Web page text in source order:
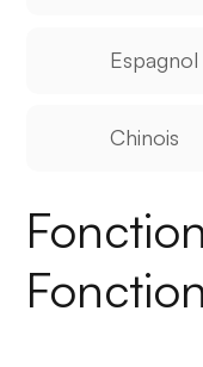
Espagnol
Chinois